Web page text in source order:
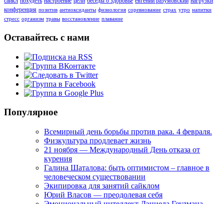
конференция позитив антиоксиданты физиология соревнование страх утро напитки
стресс организм травы восстановление плавание
Оставайтесь с нами
Популярное
Всемирный день борьбы против рака. 4 февраля.
Физкультура продлевает жизнь
21 ноября — Международный День отказа от
курения
Галина Шаталова: быть оптимистом – главное в
человеческом существовании
Экипировка для занятий сайклом
Юрий Власов — преодолевая себя